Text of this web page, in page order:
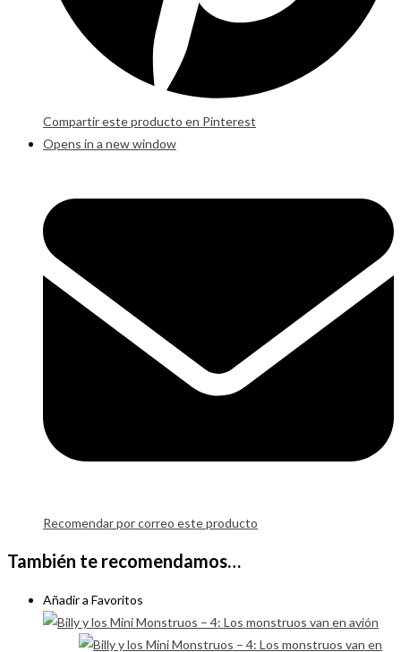
Compartir este producto en Pinterest
Opens in a new window
Recomendar por correo este producto
También te recomendamos…
Añadir a Favoritos